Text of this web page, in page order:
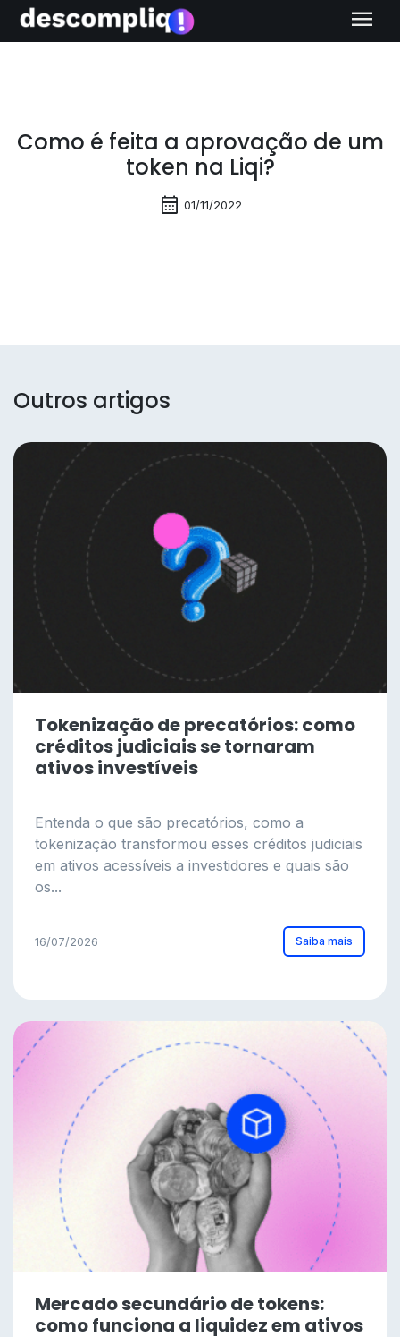
menu
Como é feita a aprovação de um
token na Liqi?
calendar_month 01/11/2022
Outros artigos
Tokenização de precatórios: como
créditos judiciais se tornaram
ativos investíveis
Entenda o que são precatórios, como a
tokenização transformou esses créditos judiciais
em ativos acessíveis a investidores e quais são
os...
16/07/2026 Saiba mais
Mercado secundário de tokens:
como funciona a liquidez em ativos